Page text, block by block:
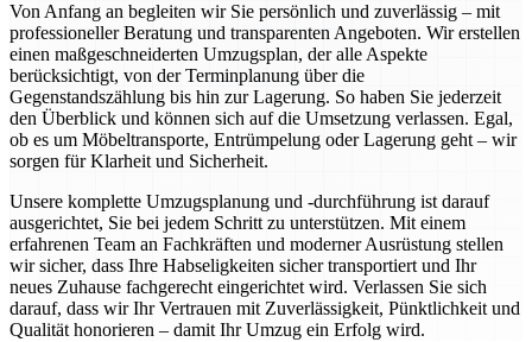
Von Anfang an begleiten wir Sie persönlich und zuverlässig – mit
professioneller Beratung und transparenten Angeboten. Wir erstellen
einen maßgeschneiderten Umzugsplan, der alle Aspekte
berücksichtigt, von der Terminplanung über die
Gegenstandszählung bis hin zur Lagerung. So haben Sie jederzeit
den Überblick und können sich auf die Umsetzung verlassen. Egal,
ob es um Möbeltransporte, Entrümpelung oder Lagerung geht – wir
sorgen für Klarheit und Sicherheit.
Unsere komplette Umzugsplanung und -durchführung ist darauf
ausgerichtet, Sie bei jedem Schritt zu unterstützen. Mit einem
erfahrenen Team an Fachkräften und moderner Ausrüstung stellen
wir sicher, dass Ihre Habseligkeiten sicher transportiert und Ihr
neues Zuhause fachgerecht eingerichtet wird. Verlassen Sie sich
darauf, dass wir Ihr Vertrauen mit Zuverlässigkeit, Pünktlichkeit und
Qualität honorieren – damit Ihr Umzug ein Erfolg wird.